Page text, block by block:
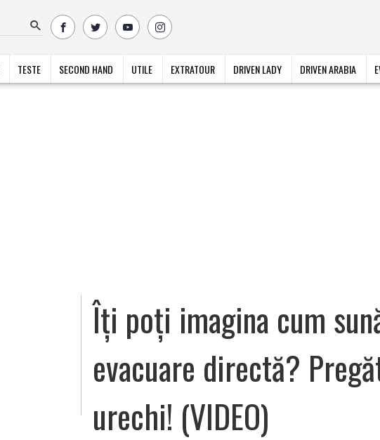
TESTE SECOND HAND UTILE EXTRATOUR DRIVEN LADY DRIVEN ARABIA
Îți poți imagina cum
evacuare directă?
urechi! (VIDEO)